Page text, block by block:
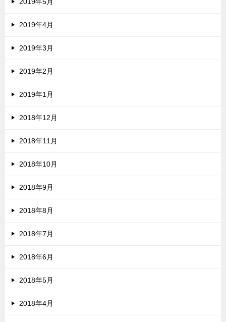
2019年4月
2019年3月
2019年2月
2019年1月
2018年12月
2018年11月
2018年10月
2018年9月
2018年8月
2018年7月
2018年6月
2018年5月
2018年4月